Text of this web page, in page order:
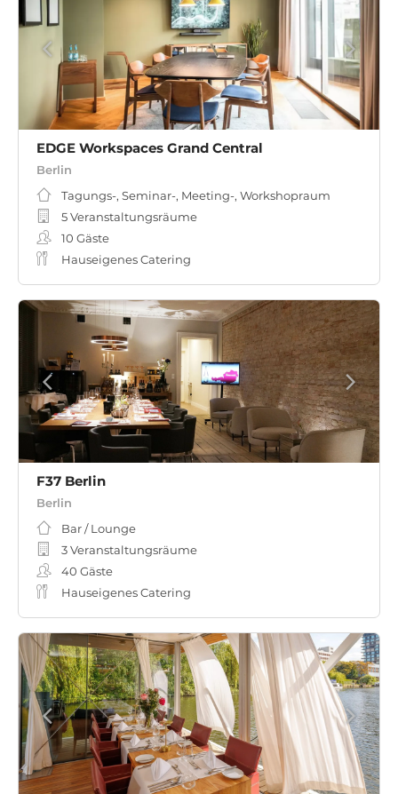
EDGE Workspaces Grand Central
Berlin
Tagungs-, Seminar-, Meeting-, Workshopraum
5 Veranstaltungsräume
10 Gäste
Hauseigenes Catering
F37 Berlin
Berlin
Bar / Lounge
3 Veranstaltungsräume
40 Gäste
Hauseigenes Catering